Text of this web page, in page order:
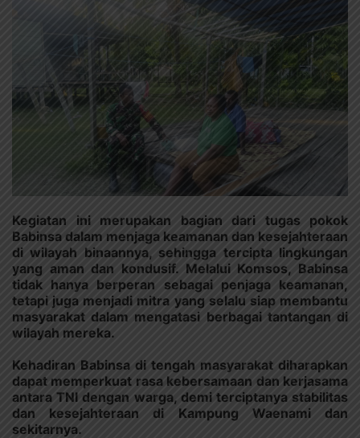
Kegiatan ini merupakan bagian dari tugas pokok
Babinsa dalam menjaga keamanan dan kesejahteraan
di wilayah binaannya, sehingga tercipta lingkungan
yang aman dan kondusif. Melalui Komsos, Babinsa
tidak hanya berperan sebagai penjaga keamanan,
tetapi juga menjadi mitra yang selalu siap membantu
masyarakat dalam mengatasi berbagai tantangan di
wilayah mereka.
Kehadiran Babinsa di tengah masyarakat diharapkan
dapat memperkuat rasa kebersamaan dan kerjasama
antara TNI dengan warga, demi terciptanya stabilitas
dan kesejahteraan di Kampung Waenami dan
sekitarnya.